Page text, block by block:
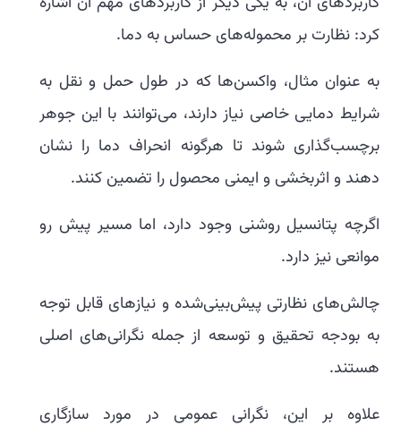
کرد: نظارت بر محموله‌های حساس به دما.
به عنوان مثال، واکسن‌ها که در طول حمل و نقل به
شرایط دمایی خاصی نیاز دارند، می‌توانند با این جوهر
برچسب‌گذاری شوند تا هرگونه انحراف دما را نشان
دهند و اثربخشی و ایمنی محصول را تضمین کنند.
اگرچه پتانسیل روشنی وجود دارد، اما مسیر پیش رو
موانعی نیز دارد.
چالش‌های نظارتی پیش‌بینی‌شده و نیازهای قابل توجه
به بودجه تحقیق و توسعه از جمله نگرانی‌های اصلی
هستند.
علاوه بر این، نگرانی عمومی در مورد سازگاری